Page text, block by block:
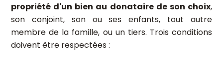
propriété d'un bien au donataire de son choix,
son conjoint, son ou ses enfants, tout autre
membre de la famille, ou un tiers. Trois conditions
doivent être respectées :